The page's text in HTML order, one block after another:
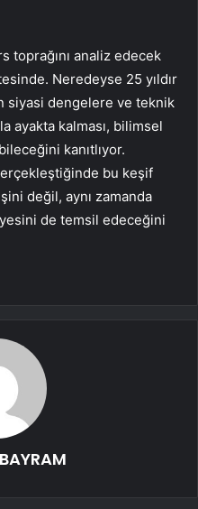
toprağını analiz edecek
Neredeyse 25 yıldır
siyasi dengelere ve teknik
ayakta kalması, bilimsel
kanıtlıyor.
bu keşif
değil, aynı zamanda
de temsil edeceğini